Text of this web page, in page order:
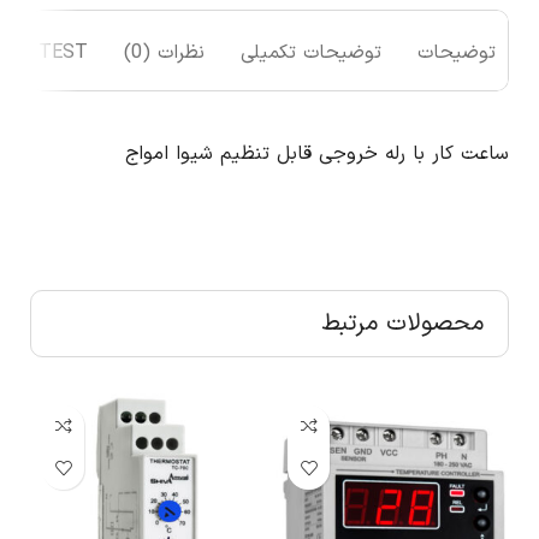
توضیحات توضیحات تکمیلی نظرات (0) TEST
ساعت کار با رله خروجی قابل تنظیم شیوا امواج
محصولات مرتبط